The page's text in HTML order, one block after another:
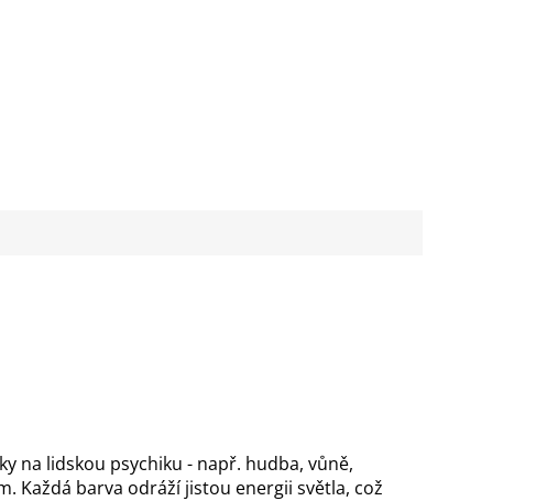
na lidskou psychiku - např. hudba, vůně,
Každá barva odráží jistou energii světla, což